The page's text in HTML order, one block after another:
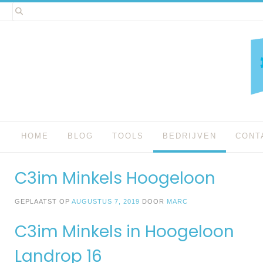
Spring
naar
HOME BLOG TOOLS BEDRIJVEN
C3im Minkels Hoogeloon
GEPLAATST OP AUGUSTUS 7, 2019 DOOR MARC
C3im Minkels in Hoogeloon
Landrop 16